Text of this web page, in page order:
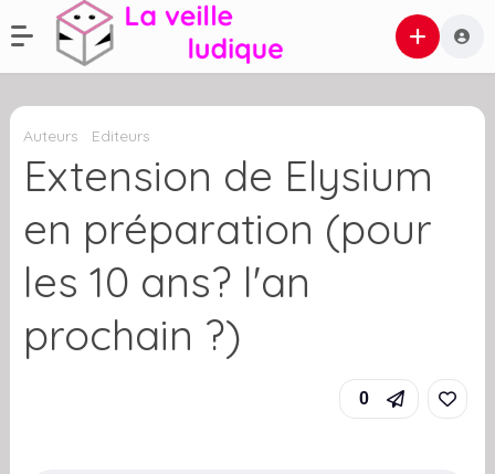
Auteurs Editeurs
Extension de Elysium
en préparation (pour
les 10 ans? l'an
prochain ?)
0